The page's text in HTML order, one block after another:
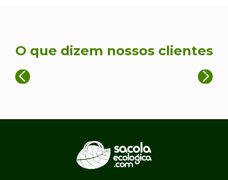
O que dizem nossos clientes